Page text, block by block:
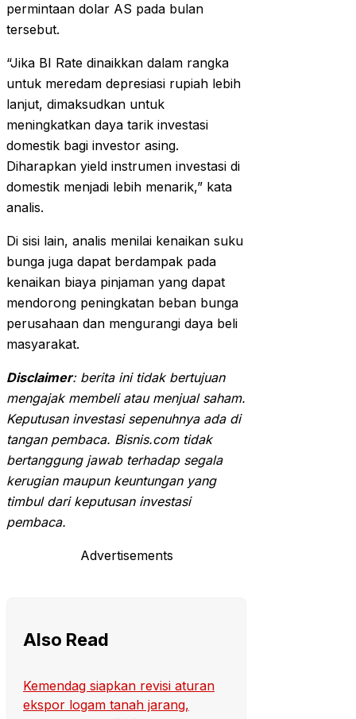
permintaan dolar AS pada bulan
tersebut.
“Jika BI Rate dinaikkan dalam rangka
untuk meredam depresiasi rupiah lebih
lanjut, dimaksudkan untuk
meningkatkan daya tarik investasi
domestik bagi investor asing.
Diharapkan yield instrumen investasi di
domestik menjadi lebih menarik,” kata
analis.
Di sisi lain, analis menilai kenaikan suku
bunga juga dapat berdampak pada
kenaikan biaya pinjaman yang dapat
mendorong peningkatan beban bunga
perusahaan dan mengurangi daya beli
masyarakat.
Disclaimer: berita ini tidak bertujuan
mengajak membeli atau menjual saham.
Keputusan investasi sepenuhnya ada di
tangan pembaca. Bisnis.com tidak
bertanggung jawab terhadap segala
kerugian maupun keuntungan yang
timbul dari keputusan investasi
pembaca.
Advertisements
Also Read
Kemendag siapkan revisi aturan
ekspor logam tanah jarang,